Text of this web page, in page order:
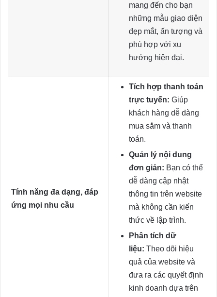
mang đến cho bạn
những mẫu giao diện
đẹp mắt, ấn tượng và
phù hợp với xu
hướng hiện đại.
Tính năng đa dạng, đáp
ứng mọi nhu cầu
Tích hợp thanh toán
trực tuyến: Giúp
khách hàng dễ dàng
mua sắm và thanh
toán.
Quản lý nội dung
đơn giản: Bạn có thể
dễ dàng cập nhật
thông tin trên website
mà không cần kiến
thức về lập trình.
Phân tích dữ
liệu: Theo dõi hiệu
quả của website và
đưa ra các quyết định
kinh doanh dựa trên